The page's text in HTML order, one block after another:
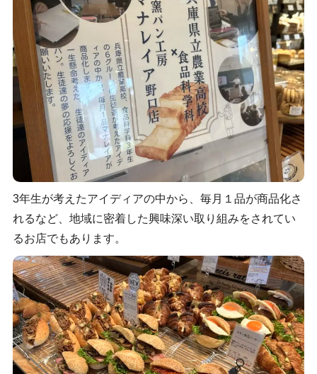
3年生が考えたアイディアの中から、毎月１品が商品化さ
れるなど、地域に密着した興味深い取り組みをされてい
るお店でもあります。